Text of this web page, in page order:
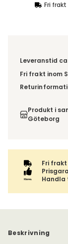
Fri frakt
Leveranstid ca
Fri frakt inom
Denna vara
ordern
inte av
Produkt i
Göteborg
Fri frakt
Handla
Beskrivning